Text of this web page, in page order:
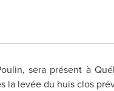
, sera présent à
la levée du huis clos